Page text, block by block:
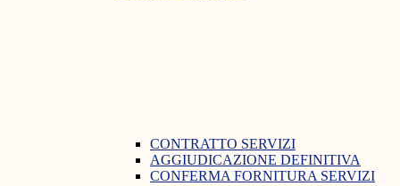
CONTRATTO SERVIZI
AGGIUDICAZIONE DEFINITIVA
CONFERMA FORNITURA SERVIZI